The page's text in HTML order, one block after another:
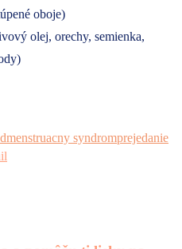
oboje)
olej, orechy, semienka,
syndromprejedanie